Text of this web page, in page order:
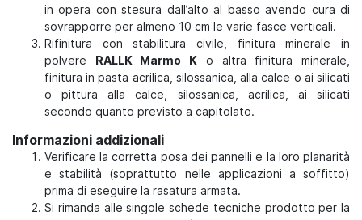
in opera con stesura dall’alto al basso avendo cura di
sovrapporre per almeno 10 cm le varie fasce verticali.
Rifinitura con stabilitura civile, finitura minerale in
polvere RALLK Marmo K o altra finitura minerale,
finitura in pasta acrilica, silossanica, alla calce o ai silicati
o pittura alla calce, silossanica, acrilica, ai silicati
secondo quanto previsto a capitolato.
Informazioni addizionali
Verificare la corretta posa dei pannelli e la loro planarità
e stabilità (soprattutto nelle applicazioni a soffitto)
prima di eseguire la rasatura armata.
Si rimanda alle singole schede tecniche prodotto per la